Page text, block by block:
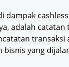
dampak
adalah
bisnis yang